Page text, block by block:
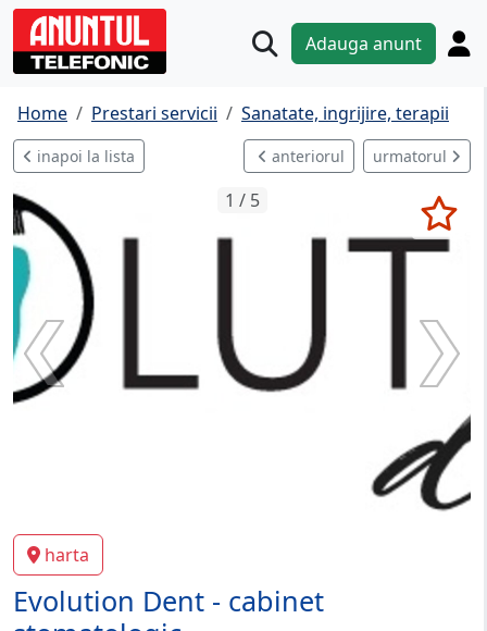
Adauga anunt
Home Prestari servicii Sanatate, ingrijire, terapii
inapoi la lista anteriorul urmatorul
1 / 5
harta
Evolution Dent - cabinet